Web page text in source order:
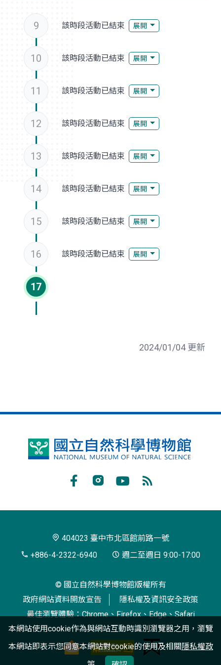
9 該時段活動已結束 展開
10 該時段活動已結束 展開
11 該時段活動已結束 展開
12 該時段活動已結束 展開
13 該時段活動已結束 展開
14 該時段活動已結束 展開
15 該時段活動已結束 展開
16 該時段活動已結束 展開
17
2024/01/04 更新
國
博
閱
404023 臺中市北區館前路一號
+886-4-2322-6940
週二至週日 9:00-17:00
© 國立自然科學博物館版權所有
政府網站資料開放宣告
隱私權及資訊安全政策
最佳瀏覽體驗：Chrome、Firefox、Edge、Safari
本網站使用cookie作為與網站互動時識別瀏覽器之用，瀏覽
本網站即表示您同意本網站對cookie的使用及相關隱私權政